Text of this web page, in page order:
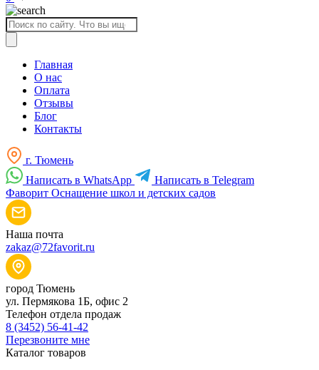
Поиск
товаров
Главная
О нас
Оплата
Отзывы
Блог
Контакты
г. Тюмень
Написать в WhatsApp
Написать в Telegram
Фаворит Оснащение школ и детских садов
Наша почта
zakaz@72favorit.ru
город Тюмень
ул. Пермякова 1Б, офис 2
Телефон отдела продаж
8 (3452) 56-41-42
Перезвоните мне
Каталог товаров